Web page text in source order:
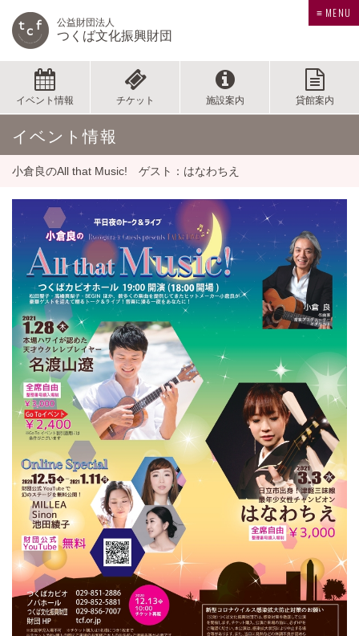
公益財団法人
つくば文化振興財団
≡ MENU
イベント情報 チケット 施設案内 貸館案内
イベント情報
小倉良のAll that Music! ゲスト：はなわちえ